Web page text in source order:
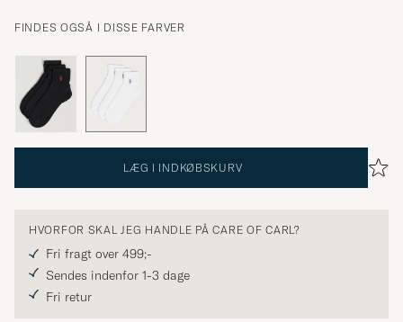
FINDES OGSÅ I DISSE FARVER
LÆG I INDKØBSKURV
HVORFOR SKAL JEG HANDLE PÅ CARE OF CARL?
Fri fragt over 499;-
Sendes indenfor 1-3 dage
Fri retur